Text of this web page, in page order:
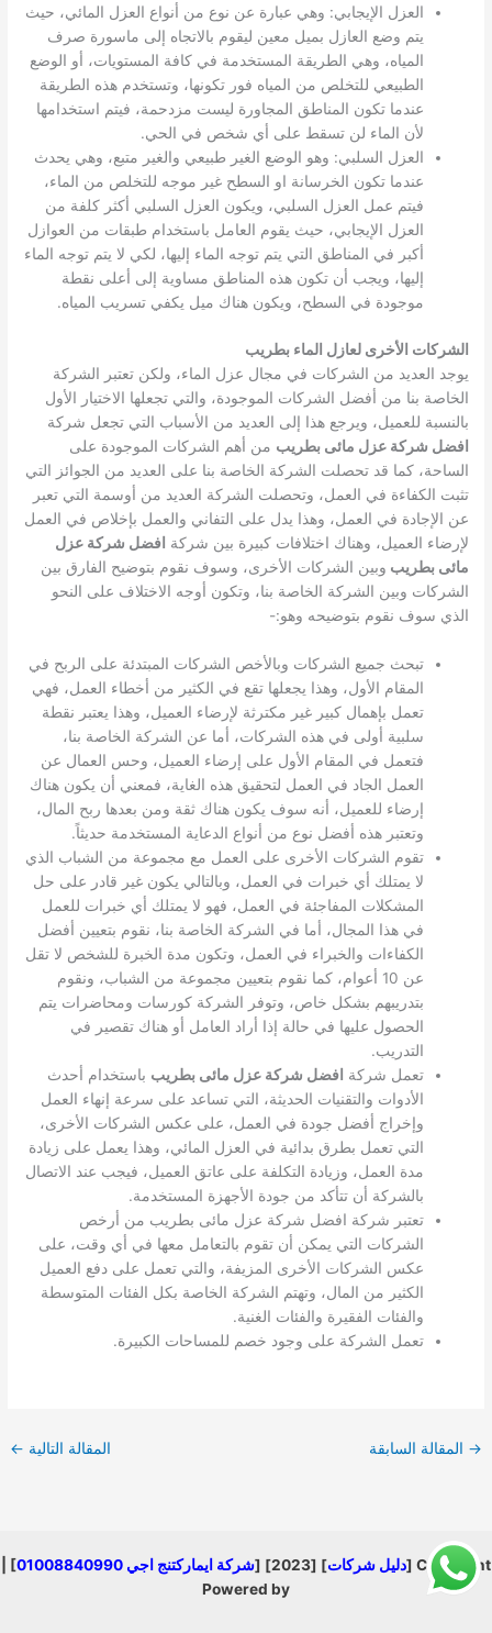
العزل الإيجابي: وهي عبارة عن نوع من أنواع العزل المائي، حيث
يتم وضع العازل بميل معين ليقوم بالاتجاه إلى ماسورة صرف
المياه، وهي الطريقة المستخدمة في كافة المستويات، أو الوضع
الطبيعي للتخلص من المياه فور تكونها، وتستخدم هذه الطريقة
عندما تكون المناطق المجاورة ليست مزدحمة، فيتم استخدامها
لأن الماء لن تسقط على أي شخص في الحي.
العزل السلبي: وهو الوضع الغير طبيعي والغير متبع، وهي يحدث
عندما تكون الخرسانة او السطح غير موجه للتخلص من الماء،
فيتم عمل العزل السلبي، ويكون العزل السلبي أكثر كلفة من
العزل الإيجابي، حيث يقوم العامل باستخدام طبقات من العوازل
أكبر في المناطق التي يتم توجه الماء إليها، لكي لا يتم توجه الماء
إليها، ويجب أن تكون هذه المناطق مساوية إلى أعلى نقطة
موجودة في السطح، ويكون هناك ميل يكفي تسريب المياه.
الشركات الأخرى لعازل الماء بطريب
يوجد العديد من الشركات في مجال عزل الماء، ولكن تعتبر الشركة
الخاصة بنا من أفضل الشركات الموجودة، والتي تجعلها الاختيار الأول
بالنسبة للعميل، ويرجع هذا إلى العديد من الأسباب التي تجعل شركة
افضل شركة عزل مائى بطريب من أهم الشركات الموجودة على
الساحة، كما قد تحصلت الشركة الخاصة بنا على العديد من الجوائز التي
تثبت الكفاءة في العمل، وتحصلت الشركة العديد من أوسمة التي تعبر
عن الإجادة في العمل، وهذا يدل على التفاني والعمل بإخلاص في العمل
لإرضاء العميل، وهناك اختلافات كبيرة بين شركة افضل شركة عزل
مائى بطريب وبين الشركات الأخرى، وسوف نقوم بتوضيح الفارق بين
الشركات وبين الشركة الخاصة بنا، وتكون أوجه الاختلاف على النحو
الذي سوف نقوم بتوضيحه وهو:-
تبحث جميع الشركات وبالأخص الشركات المبتدئة على الربح في
المقام الأول، وهذا يجعلها تقع في الكثير من أخطاء العمل، فهي
تعمل بإهمال كبير غير مكترثة لإرضاء العميل، وهذا يعتبر نقطة
سلبية أولى في هذه الشركات، أما عن الشركة الخاصة بنا،
فتعمل في المقام الأول على إرضاء العميل، وحس العمال عن
العمل الجاد في العمل لتحقيق هذه الغاية، فمعني أن يكون هناك
إرضاء للعميل، أنه سوف يكون هناك ثقة ومن بعدها ربح المال،
وتعتبر هذه أفضل نوع من أنواع الدعاية المستخدمة حديثاً.
تقوم الشركات الأخرى على العمل مع مجموعة من الشباب الذي
لا يمتلك أي خبرات في العمل، وبالتالي يكون غير قادر على حل
المشكلات المفاجئة في العمل، فهو لا يمتلك أي خبرات للعمل
في هذا المجال، أما في الشركة الخاصة بنا، نقوم بتعيين أفضل
الكفاءات والخبراء في العمل، وتكون مدة الخبرة للشخص لا تقل
عن 10 أعوام، كما نقوم بتعيين مجموعة من الشباب، ونقوم
بتدريبهم بشكل خاص، وتوفر الشركة كورسات ومحاضرات يتم
الحصول عليها في حالة إذا أراد العامل أو هناك تقصير في
التدريب.
تعمل شركة افضل شركة عزل مائى بطريب باستخدام أحدث
الأدوات والتقنيات الحديثة، التي تساعد على سرعة إنهاء العمل
وإخراج أفضل جودة في العمل، على عكس الشركات الأخرى،
التي تعمل بطرق بدائية في العزل المائي، وهذا يعمل على زيادة
مدة العمل، وزيادة التكلفة على عاتق العميل، فيجب عند الاتصال
بالشركة أن تتأكد من جودة الأجهزة المستخدمة.
تعتبر شركة افضل شركة عزل مائى بطريب من أرخص
الشركات التي يمكن أن تقوم بالتعامل معها في أي وقت، على
عكس الشركات الأخرى المزيفة، والتي تعمل على دفع العميل
الكثير من المال، وتهتم الشركة الخاصة بكل الفئات المتوسطة
والفئات الفقيرة والفئات الغنية.
تعمل الشركة على وجود خصم للمساحات الكبيرة.
→ المقالة السابقة المقالة التالية ←
Copyright [ دليل شركات] [2023] [ شركة ايماركتنج اجي 01008840990
] |
Powered by